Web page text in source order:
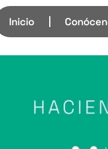
Inicio